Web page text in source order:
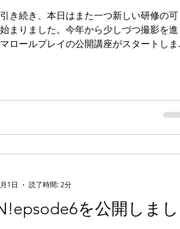
き続き、本日はまた一つ新しい研修の可
まりました。今年から少しづつ撮影を進
ロールプレイの公開講座がスタートしま
を公開しまし
1日
読了時間: 2分